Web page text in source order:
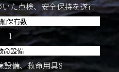
た点検、安全保持を遂行
保有数
1
命設備
設備、救命用具8